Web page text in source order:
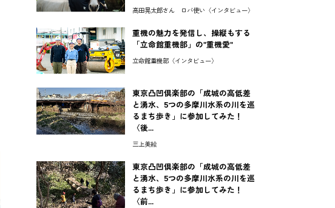
高田晃太郎さん ロバ使い〈インタビュー〉
重機の魅力を発信し、操縦もする
「立命館重機部」の"重機愛"
立命館重機部〈インタビュー〉
東京凸凹倶楽部の「成城の高低差
と湧水、5つの多摩川水系の川を巡
るまち歩き」に参加してみた！
〈後...
三上美絵
東京凸凹倶楽部の「成城の高低差
と湧水、5つの多摩川水系の川を巡
るまち歩き」に参加してみた！
〈前...